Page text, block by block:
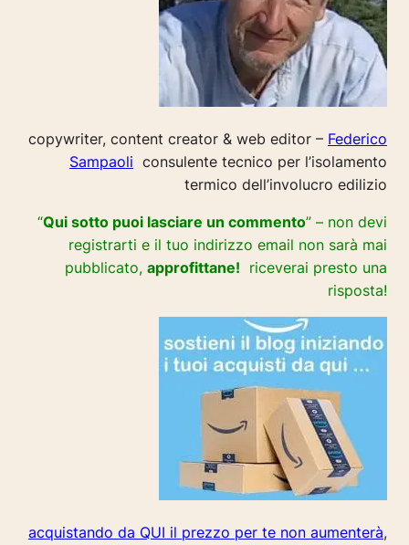
copywriter, content creator & web editor – Federico
Sampaoli consulente tecnico per l’isolamento
termico dell’involucro edilizio
“Qui sotto puoi lasciare un commento” – non devi
registrarti e il tuo indirizzo email non sarà mai
pubblicato, approfittane! riceverai presto una
risposta!
acquistando da QUI il prezzo per te non aumenterà,